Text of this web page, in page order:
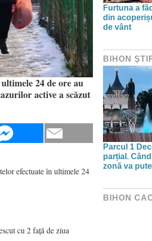
24 de ore au
active a scăzut
efectuate în ultimele 24
cu 2 față de ziua
Furtuna a
din
de vânt
BIHON
Parcul 1
parțial.
zonă va
BIHON